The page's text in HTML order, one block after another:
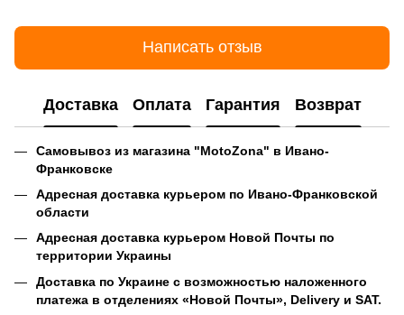
Написать отзыв
Доставка Оплата Гарантия Возврат
Самовывоз из магазина "MotoZona" в Ивано-
Франковске
Адресная доставка курьером по Ивано-Франковской
области
Адресная доставка курьером Новой Почты по
территории Украины
Доставка по Украине с возможностью наложенного
платежа в отделениях «Новой Почты», Delivery и SAT.